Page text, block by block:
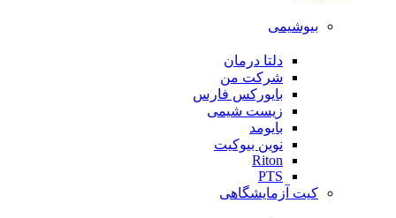
بیوشیمی
دلتا درمان
شرکت من
بایورکس فارس
زیست شیمی
بایومد
نوین بیوکیت
Riton
PTS
کیت آزمایشگاهی